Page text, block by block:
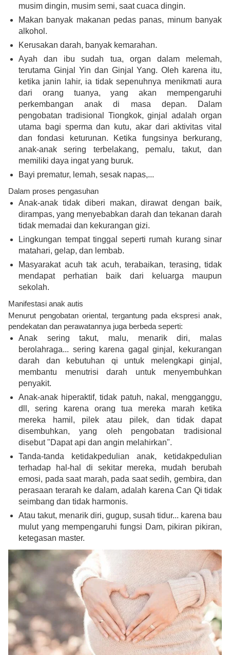
musim dingin, musim semi, saat cuaca dingin.
Makan banyak makanan pedas panas, minum banyak
alkohol.
Kerusakan darah, banyak kemarahan.
Ayah dan ibu sudah tua, organ dalam melemah,
terutama Ginjal Yin dan Ginjal Yang. Oleh karena itu,
ketika janin lahir, ia tidak sepenuhnya menikmati aura
dari orang tuanya, yang akan mempengaruhi
perkembangan anak di masa depan. Dalam
pengobatan tradisional Tiongkok, ginjal adalah organ
utama bagi sperma dan kutu, akar dari aktivitas vital
dan fondasi keturunan. Ketika fungsinya berkurang,
anak-anak sering terbelakang, pemalu, takut, dan
memiliki daya ingat yang buruk.
Bayi prematur, lemah, sesak napas,...
Dalam proses pengasuhan
Anak-anak tidak diberi makan, dirawat dengan baik,
dirampas, yang menyebabkan darah dan tekanan darah
tidak memadai dan kekurangan gizi.
Lingkungan tempat tinggal seperti rumah kurang sinar
matahari, gelap, dan lembab.
Masyarakat acuh tak acuh, terabaikan, terasing, tidak
mendapat perhatian baik dari keluarga maupun
sekolah.
Manifestasi anak autis
Menurut pengobatan oriental, tergantung pada ekspresi anak,
pendekatan dan perawatannya juga berbeda seperti:
Anak sering takut, malu, menarik diri, malas
berolahraga... sering karena gagal ginjal, kekurangan
darah dan kebutuhan qi untuk melengkapi ginjal,
membantu menutrisi darah untuk menyembuhkan
penyakit.
Anak-anak hiperaktif, tidak patuh, nakal, mengganggu,
dll, sering karena orang tua mereka marah ketika
mereka hamil, pilek atau pilek, dan tidak dapat
disembuhkan, yang oleh pengobatan tradisional
disebut "Dapat api dan angin melahirkan".
Tanda-tanda ketidakpedulian anak, ketidakpedulian
terhadap hal-hal di sekitar mereka, mudah berubah
emosi, pada saat marah, pada saat sedih, gembira, dan
perasaan terarah ke dalam, adalah karena Can Qi tidak
seimbang dan tidak harmonis.
Atau takut, menarik diri, gugup, susah tidur... karena bau
mulut yang mempengaruhi fungsi Dam, pikiran pikiran,
ketegasan master.